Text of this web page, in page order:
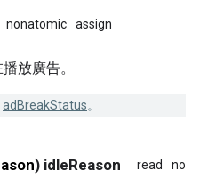
nonatomic assign
放廣告。
adBreakStatus。
) idleReason read